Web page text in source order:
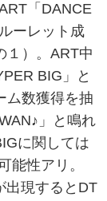
「DANCE
ーレット成
１）。ART中
BIG」と
ム数獲得を抽
」と鳴れ
に関しては
能性アリ。
出現するとDT